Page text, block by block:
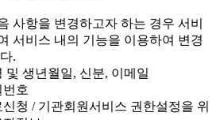
사항을 변경하고자 하는 경우 서비
서비스 내의 기능을 이용하여 변경
.
생년월일, 신분, 이메일
호
청 / 기관회원서비스 권한설정을 위